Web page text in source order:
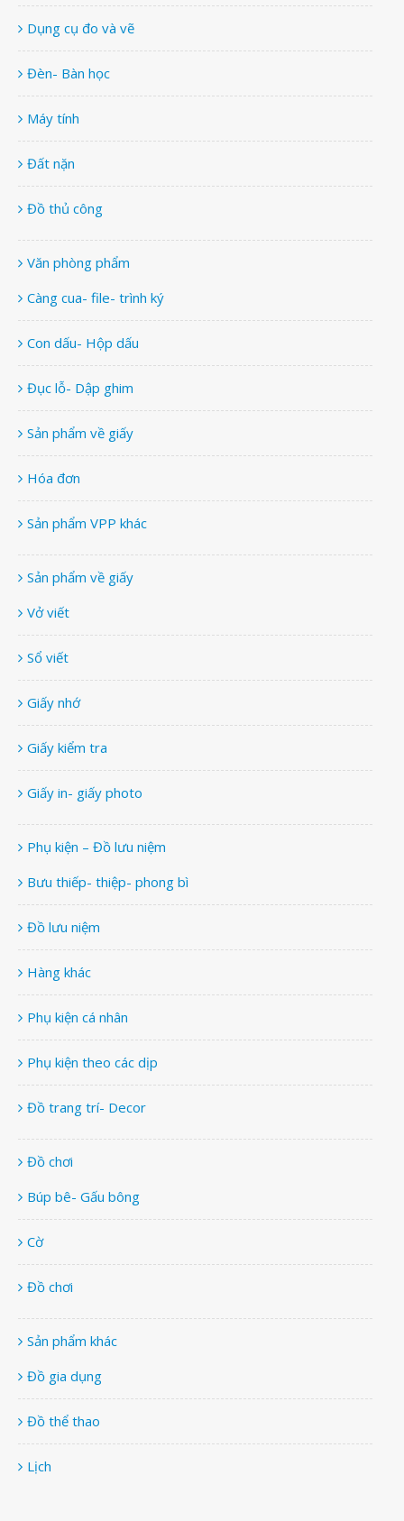
Dụng cụ đo và vẽ
Đèn- Bàn học
Máy tính
Đất nặn
Đồ thủ công
Văn phòng phẩm
Càng cua- file- trình ký
Con dấu- Hộp dấu
Đục lỗ- Dập ghim
Sản phẩm về giấy
Hóa đơn
Sản phẩm VPP khác
Sản phẩm về giấy
Vở viết
Sổ viết
Giấy nhớ
Giấy kiểm tra
Giấy in- giấy photo
Phụ kiện – Đồ lưu niệm
Bưu thiếp- thiệp- phong bì
Đồ lưu niệm
Hàng khác
Phụ kiện cá nhân
Phụ kiện theo các dịp
Đồ trang trí- Decor
Đồ chơi
Búp bê- Gấu bông
Cờ
Đồ chơi
Sản phẩm khác
Đồ gia dụng
Đồ thể thao
Lịch